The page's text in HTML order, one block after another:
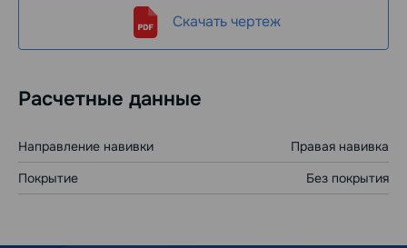
Скачать чертеж
Расчетные данные
Направление навивки
Правая навивка
Покрытие
Без покрытия